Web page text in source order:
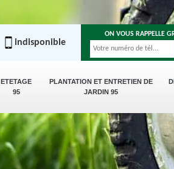
ETETAGE
95
PLANTATION ET ENTRETIEN DE
JARDIN 95
indisponible
ON VOUS RAPPELLE